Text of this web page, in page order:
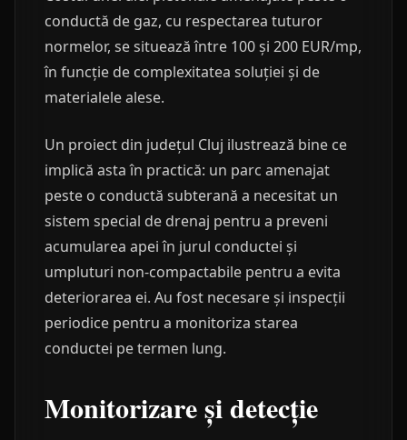
conductă de gaz, cu respectarea tuturor
normelor, se situează între 100 și 200 EUR/mp,
în funcție de complexitatea soluției și de
materialele alese.
Un proiect din județul Cluj ilustrează bine ce
implică asta în practică: un parc amenajat
peste o conductă subterană a necesitat un
sistem special de drenaj pentru a preveni
acumularea apei în jurul conductei și
umpluturi non-compactabile pentru a evita
deteriorarea ei. Au fost necesare și inspecții
periodice pentru a monitoriza starea
conductei pe termen lung.
Monitorizare și detecție